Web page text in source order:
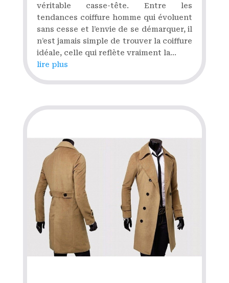
véritable casse-tête. Entre les
tendances coiffure homme qui évoluent
sans cesse et l’envie de se démarquer, il
n’est jamais simple de trouver la coiffure
idéale, celle qui reflète vraiment la...
lire plus